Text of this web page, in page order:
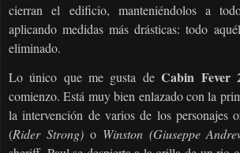
cierran el edificio, manteniéndolos a
aplicando medidas más drásticas: todo
eliminado.
Lo único que me gusta deCabin Fever
comienzo. Está muy bien enlazado con la
la intervención de varios de los personajes
(Rider Strong) oWinston (Giuseppe